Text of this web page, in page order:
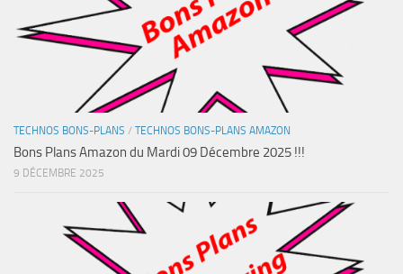
TECHNOS BONS-PLANS / TECHNOS BONS-PLANS AMAZON
Bons Plans Amazon du Mardi 09 Décembre 2025 !!!
9 DÉCEMBRE 2025